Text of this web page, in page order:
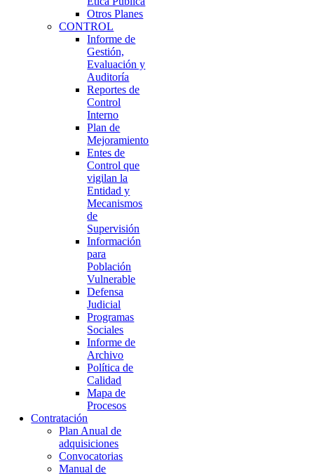
Otros Planes
CONTROL
Informe de
Gestión,
Evaluación y
Auditoría
Reportes de
Control
Interno
Plan de
Mejoramiento
Entes de
Control que
vigilan la
Entidad y
Mecanismos
de
Supervisión
Información
para
Población
Vulnerable
Defensa
Judicial
Programas
Sociales
Informe de
Archivo
Política de
Calidad
Mapa de
Procesos
Contratación
Plan Anual de
adquisiciones
Convocatorias
Manual de